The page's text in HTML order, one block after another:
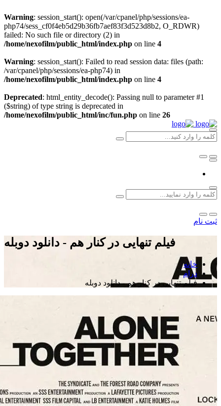
Warning: session_start(): open(/var/cpanel/php/sessions/ea-
php74/sess_cf0f4eb5d29b36fb7aef83f3d523d8b2, O_RDWR)
failed: No such file or directory (2) in
/home/nexofilm/public_html/index.php on line 4
Warning: session_start(): Failed to read session data: files (path:
/var/cpanel/php/sessions/ea-php74) in
/home/nexofilm/public_html/index.php on line 4
Deprecated: html_entity_decode(): Passing null to parameter #1
($string) of type string is deprecated in
/home/nexofilm/public_html/inc/fun.php on line 26
ثبت نام
فیلم تنهایی در کنار هم - دانلود دوبله
خانه
درام
فیلم تنهایی در کنار هم - دانلود دوبله